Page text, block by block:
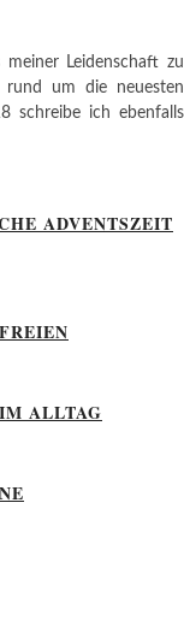
Leidenschaft zu
um die neuesten
schreibe ich ebenfalls
ADVENTSZEIT
ALLTAG